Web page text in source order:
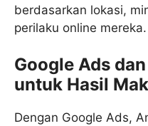
berdasarkan lokasi,
perilaku online mereka.
Google Ads
untuk Hasil
Dengan Google Ads,